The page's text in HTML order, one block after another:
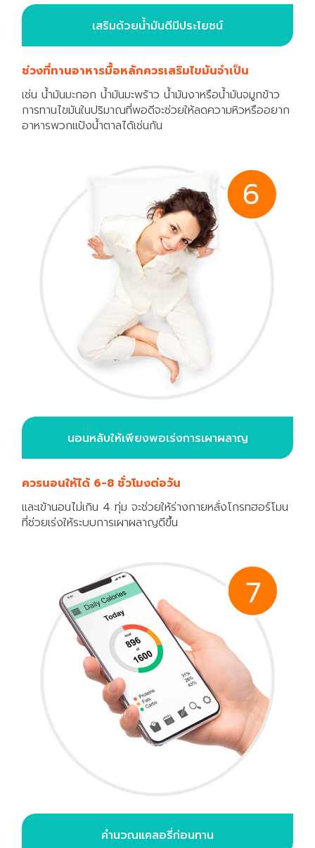
เสริมด้วยน้ำมันดีมีประโยชน์
ช่วงที่ทานอาหารมื้อหลักควรเสริมไขมันจำเป็น
เช่น น้ำมันมะกอก น้ำมันมะพร้าว น้ำมันงาหรือน้ำมันจมูกข้าว
การทานไขมันในปริมาณที่พอดีจะช่วยให้ลดความหิวหรืออยาก
อาหารพวกแป้งน้ำตาลได้เช่นกัน
นอนหลับให้เพียงพอเร่งการเผาผลาญ
ควรนอนให้ได้ 6-8 ชั่วโมงต่อวัน
และเข้านอนไม่เกิน 4 ทุ่ม จะช่วยให้ร่างกายหลั่งโกรทฮอร์โมน
ที่ช่วยเร่งให้ระบบการเผาผลาญดีขึ้น
คำนวณแคลอรี่ก่อนทาน